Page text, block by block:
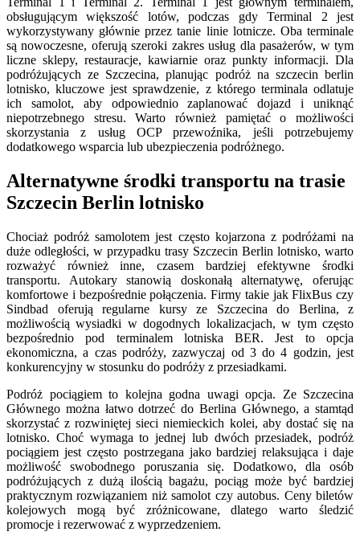
obsługującym większość lotów, podczas gdy Terminal 2 jest
wykorzystywany głównie przez tanie linie lotnicze. Oba terminale
są nowoczesne, oferują szeroki zakres usług dla pasażerów, w tym
liczne sklepy, restauracje, kawiarnie oraz punkty informacji. Dla
podróżujących ze Szczecina, planując podróż na szczecin berlin
lotnisko, kluczowe jest sprawdzenie, z którego terminala odlatuje
ich samolot, aby odpowiednio zaplanować dojazd i uniknąć
niepotrzebnego stresu. Warto również pamiętać o możliwości
skorzystania z usług OCP przewoźnika, jeśli potrzebujemy
dodatkowego wsparcia lub ubezpieczenia podróżnego.
Alternatywne środki transportu na trasie
Szczecin Berlin lotnisko
Chociaż podróż samolotem jest często kojarzona z podróżami na
duże odległości, w przypadku trasy Szczecin Berlin lotnisko, warto
rozważyć również inne, czasem bardziej efektywne środki
transportu. Autokary stanowią doskonałą alternatywę, oferując
komfortowe i bezpośrednie połączenia. Firmy takie jak FlixBus czy
Sindbad oferują regularne kursy ze Szczecina do Berlina, z
możliwością wysiadki w dogodnych lokalizacjach, w tym często
bezpośrednio pod terminalem lotniska BER. Jest to opcja
ekonomiczna, a czas podróży, zazwyczaj od 3 do 4 godzin, jest
konkurencyjny w stosunku do podróży z przesiadkami.
Podróż pociągiem to kolejna godna uwagi opcja. Ze Szczecina
Głównego można łatwo dotrzeć do Berlina Głównego, a stamtąd
skorzystać z rozwiniętej sieci niemieckich kolei, aby dostać się na
lotnisko. Choć wymaga to jednej lub dwóch przesiadek, podróż
pociągiem jest często postrzegana jako bardziej relaksująca i daje
możliwość swobodnego poruszania się. Dodatkowo, dla osób
podróżujących z dużą ilością bagażu, pociąg może być bardziej
praktycznym rozwiązaniem niż samolot czy autobus. Ceny biletów
kolejowych mogą być zróżnicowane, dlatego warto śledzić
promocje i rezerwować z wyprzedzeniem.